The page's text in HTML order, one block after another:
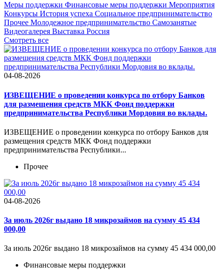
Меры поддержки Финансовые меры поддержки Мероприятия
Конкурсы История успеха Социальное предпринимательство
Прочее Молодежное предпринимательство Самозанятые
Видеогалерея Выставка Россия
Cмотреть все
04-08-2026
ИЗВЕЩЕНИЕ о проведении конкурса по отбору Банков
для размещения средств МКК Фонд поддержки
предпринимательства Республики Мордовия во вклады.
ИЗВЕЩЕНИЕ о проведении конкурса по отбору Банков для
размещения средств МКК Фонд поддержки
предпринимательства Республики...
Прочее
04-08-2026
За июль 2026г выдано 18 микрозаймов на сумму 45 434
000,00
За июль 2026г выдано 18 микрозаймов на сумму 45 434 000,00
Финансовые меры поддержки